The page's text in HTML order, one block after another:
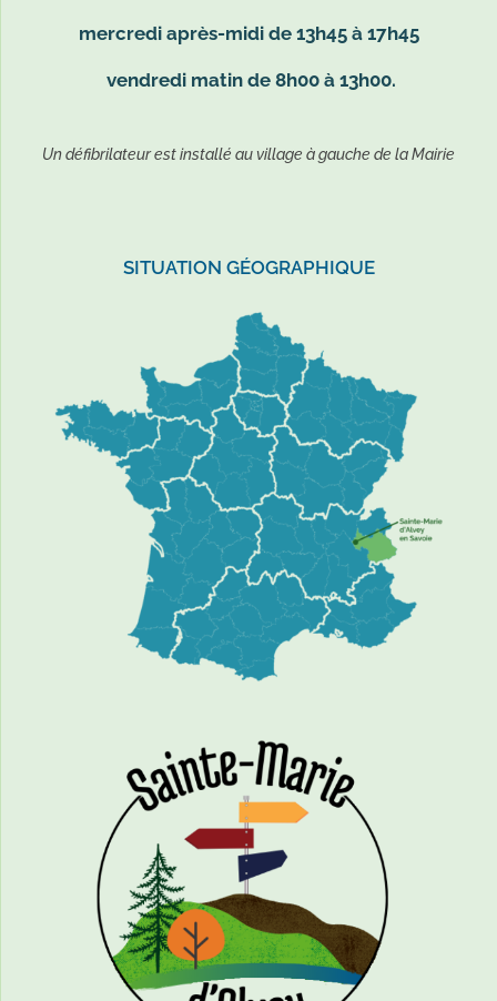
mercredi après-midi de 13h45 à 17h45
vendredi matin de 8h00 à 13h00.
Un défibrilateur est installé au village à gauche de la Mairie
SITUATION GÉOGRAPHIQUE